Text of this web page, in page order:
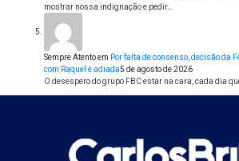
mostrar nossa indignação e pedir…
Sempre Atentoem Por falta de consenso, decisão da
com Raquel é adiada5 de agosto de 2026
O desespero do grupo FBC estar na cara, cada dia